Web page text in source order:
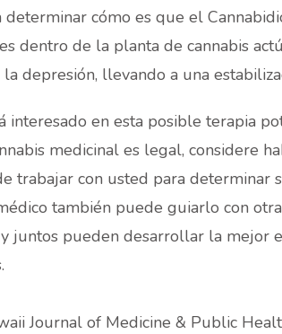
determinar cómo es que el
dentro de la planta de cannabis
depresión, llevando a una
interesado en esta posible terapia
medicinal es legal, considere
trabajar con usted para determinar
también puede guiarlo con
juntos pueden desarrollar la mejor
Journal of Medicine & Public